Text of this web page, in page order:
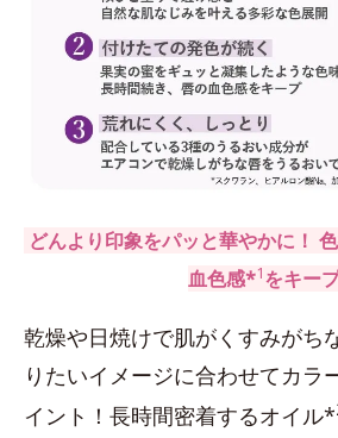
どんより印象をパッと華やかに！
血色感*1をキー
乾燥や日焼けで肌がくすみがち
りたいイメージに合わせてカラ
イント！長時間密着するオイル*